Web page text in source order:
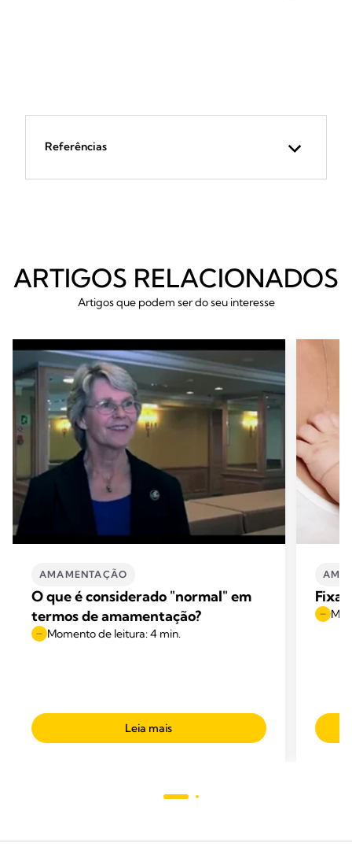
Referências
ARTIGOS RELACIONADOS
Artigos que podem ser do seu interesse
AMAMENTAÇÃO
O que é considerado "normal" em
termos de amamentação?
Momento de leitura: 4 min.
Leia mais